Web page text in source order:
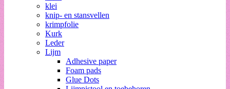
klei
knip- en stansvellen
krimpfolie
Kurk
Leder
Lijm
Adhesive paper
Foam pads
Glue Dots